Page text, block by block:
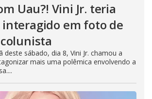
Uau?! Vini Jr. teria
em foto de
deste sábado, dia 8, Vini Jr. chamou a
mais uma polêmica envolvendo a